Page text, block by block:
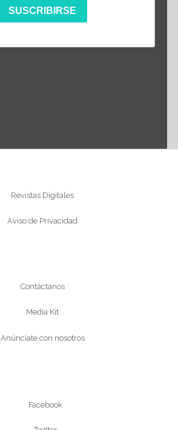
Revistas Digitales
Aviso de Privacidad
Contáctanos
Media Kit
Anúnciate con nosotros
Facebook